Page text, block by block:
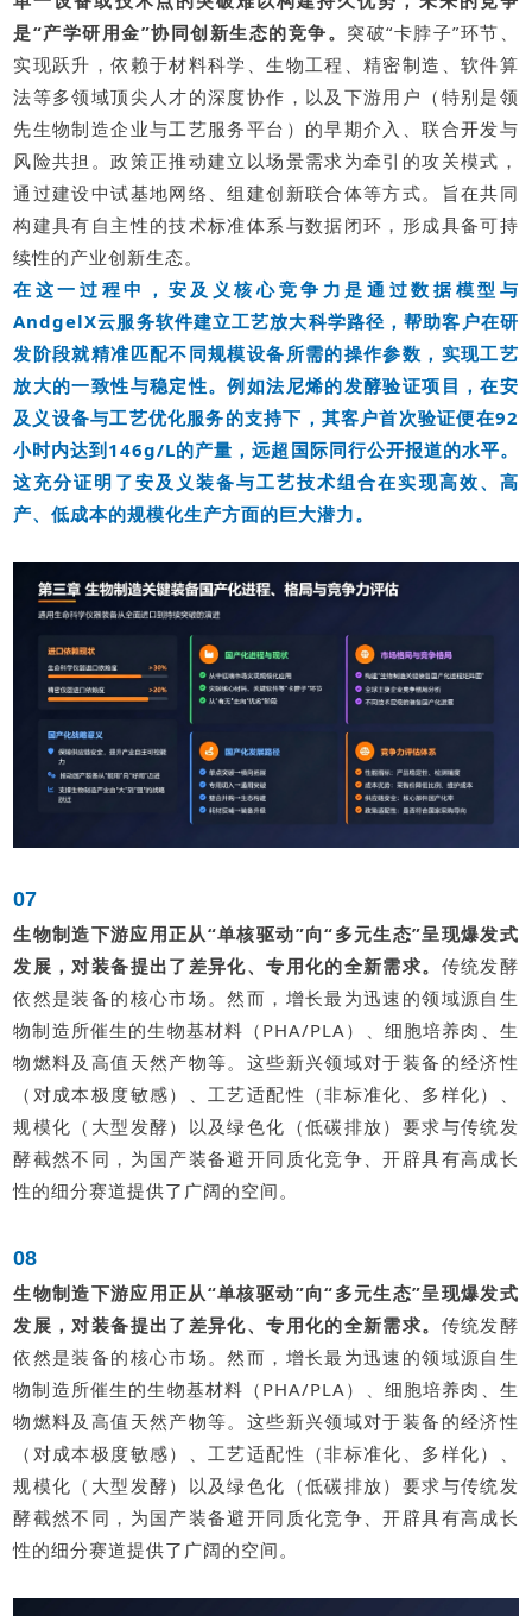
是“产学研用金”协同创新生态的竞争。 突破“卡脖子”环节、
实现跃升，依赖于材料科学、生物工程、精密制造、软件算
法等多领域顶尖人才的深度协作，以及下游用户（特别是领
先生物制造企业与工艺服务平台）的早期介入、联合开发与
风险共担。政策正推动建立以场景需求为牵引的攻关模式，
通过建设中试基地网络、组建创新联合体等方式。旨在共同
构建具有自主性的技术标准体系与数据闭环，形成具备可持
续性的产业创新生态。
在这一过程中，安及义核心竞争力是通过数据模型与
AndgelX云服务软件建立工艺放大科学路径，帮助客户在研
发阶段就精准匹配不同规模设备所需的操作参数，实现工艺
放大的一致性与稳定性。例如法尼烯的发酵验证项目，在安
及义设备与工艺优化服务的支持下，其客户首次验证便在92
小时内达到146g/L的产量，远超国际同行公开报道的水平。
这充分证明了安及义装备与工艺技术组合在实现高效、高
产、低成本的规模化生产方面的巨大潜力。
07
生物制造下游应用正从“单核驱动”向“多元生态”呈现爆发式
发展，对装备提出了差异化、专用化的全新需求。 传统发酵
依然是装备的核心市场。然而，增长最为迅速的领域源自生
物制造所催生的生物基材料（PHA/PLA）、细胞培养肉、生
物燃料及高值天然产物等。这些新兴领域对于装备的经济性
（对成本极度敏感）、工艺适配性（非标准化、多样化）、
规模化（大型发酵）以及绿色化（低碳排放）要求与传统发
酵截然不同，为国产装备避开同质化竞争、开辟具有高成长
性的细分赛道提供了广阔的空间。
08
生物制造下游应用正从“单核驱动”向“多元生态”呈现爆发式
发展，对装备提出了差异化、专用化的全新需求。 传统发酵
依然是装备的核心市场。然而，增长最为迅速的领域源自生
物制造所催生的生物基材料（PHA/PLA）、细胞培养肉、生
物燃料及高值天然产物等。这些新兴领域对于装备的经济性
（对成本极度敏感）、工艺适配性（非标准化、多样化）、
规模化（大型发酵）以及绿色化（低碳排放）要求与传统发
酵截然不同，为国产装备避开同质化竞争、开辟具有高成长
性的细分赛道提供了广阔的空间。